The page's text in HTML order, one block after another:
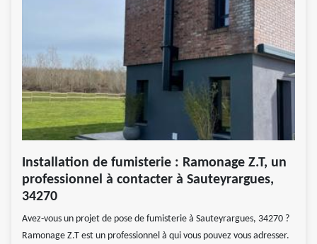
Installation de fumisterie : Ramonage Z.T, un
professionnel à contacter à Sauteyrargues,
34270
Avez-vous un projet de pose de fumisterie à Sauteyrargues, 34270 ?
Ramonage Z.T est un professionnel à qui vous pouvez vous adresser.